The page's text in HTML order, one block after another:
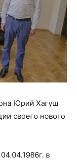
Юрий Хагуш
своего нового
в